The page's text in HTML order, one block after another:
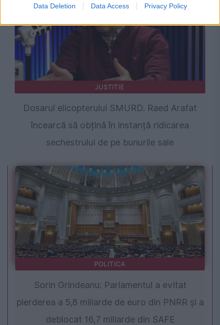
Data Deletion Data Access Privacy Policy
JUSTITIE
Dosarul elicopterului SMURD. Raed Arafat
încearcă să obțină în instanță ridicarea
sechestrului de pe bunurile sale
POLITICA
Sorin Grindeanu: Parlamentul a evitat
pierderea a 5,8 miliarde de euro din PNRR și a
deblocat 16,7 miliarde din SAFE